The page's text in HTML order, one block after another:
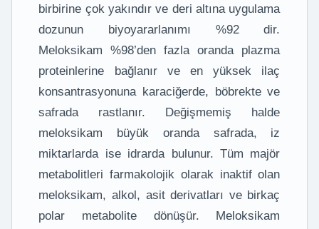
birbirine çok yakındır ve deri altına uygulama
dozunun biyoyararlanımı %92 dir.
Meloksikam %98’den fazla oranda plazma
proteinlerine bağlanır ve en yüksek ilaç
konsantrasyonuna karaciğerde, böbrekte ve
safrada rastlanır. Değişmemiş halde
meloksikam büyük oranda safrada, iz
miktarlarda ise idrarda bulunur. Tüm majör
metabolitleri farmakolojik olarak inaktif olan
meloksikam, alkol, asit derivatları ve birkaç
polar metabolite dönüşür. Meloksikam